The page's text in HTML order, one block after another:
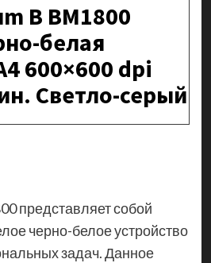
B BM1800
белая
600×600 dpi
Светло-серый
представляет собой
черно-белое устройство
задач. Данное